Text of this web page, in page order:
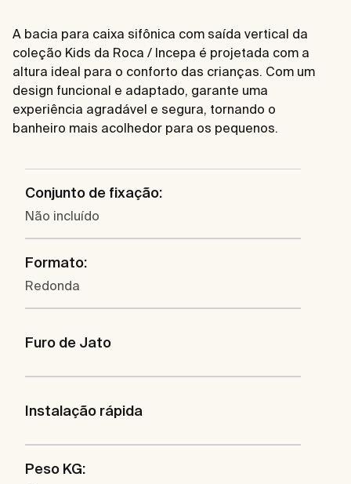
A bacia para caixa sifônica com saída vertical da
coleção Kids da Roca / Incepa é projetada com a
altura ideal para o conforto das crianças. Com um
design funcional e adaptado, garante uma
experiência agradável e segura, tornando o
banheiro mais acolhedor para os pequenos.
Conjunto de fixação:
Não incluído
Formato:
Redonda
Furo de Jato
Instalação rápida
Peso KG: